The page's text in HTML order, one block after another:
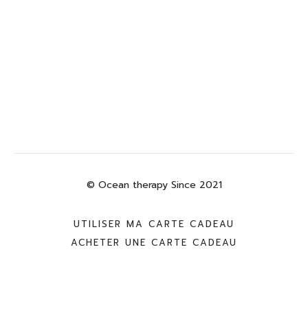
© Ocean therapy Since 2021
UTILISER MA CARTE CADEAU
ACHETER UNE CARTE CADEAU